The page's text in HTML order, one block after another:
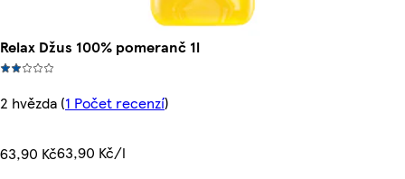
Relax Džus 100% pomeranč 1l
2 hvězda (1 Počet recenzí)
63,90 Kč63,90 Kč/l